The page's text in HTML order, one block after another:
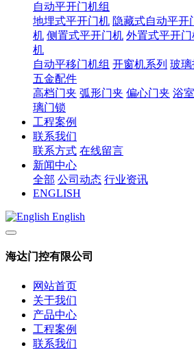
自动平开门机组
地埋式平开门机 隐藏式自动平开
机 侧置式平开门机 外置式平开门
机
自动平移门机组 开窗机系列 玻璃
五金配件
高档门夹 弧形门夹 偏心门夹 浴
璃门锁
工程案例
联系我们
联系方式 在线留言
新闻中心
全部 公司动态 行业资讯
ENGLISH
English
海达门控有限公司
网站首页
关于我们
产品中心
工程案例
联系我们